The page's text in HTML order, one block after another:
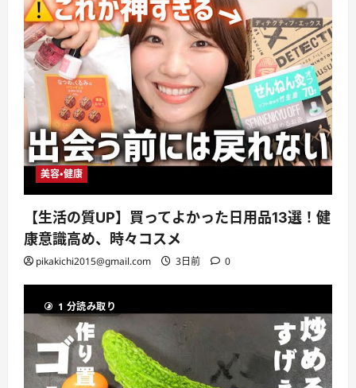
美容・健康
【生活の質UP】買ってよかった日用品13選！健
康意識高め、時々コスメ
pikakichi2015@gmail.com 3日前 0
1 分読み取り